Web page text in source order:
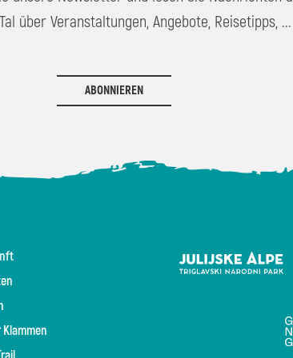
über Veranstaltungen, Angebote, Reisetipps, ...
ABONNIEREN